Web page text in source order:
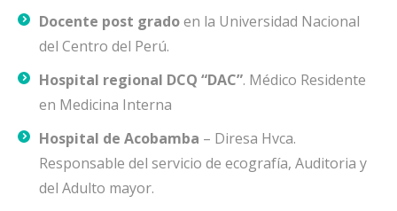
Docente post gradoen la Universidad Nacional
del Centro del Perú.
Hospital regional DCQ “DAC”. Médico Residente
en Medicina Interna
Hospital de Acobamba – Diresa Hvca.
Responsable del servicio de ecografía, Auditoria y
del Adulto mayor.